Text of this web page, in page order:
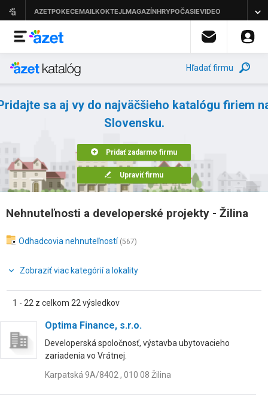
Hľadať firmu
sa aj vy do najväčšieho katalógu firiem
Slovensku.
Pridať zadarmo firmu
Upraviť firmu
Nehnuteľnosti a developerské projekty - Žilina
Odhadcovia nehnuteľností (567)
Zobraziť viac kategórií a lokality
1 - 22 z celkom 22 výsledkov
Optima Finance, s.r.o.
Developerská spoločnosť, výstavba ubytovacieho
zariadenia vo Vrátnej.
Karpatská 9A/8402 , 010 08 Žilina